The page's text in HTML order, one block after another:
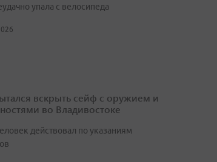
упала с велосипеда
вскрыть сейф с оружием и
во Владивостоке
действовал по указаниям